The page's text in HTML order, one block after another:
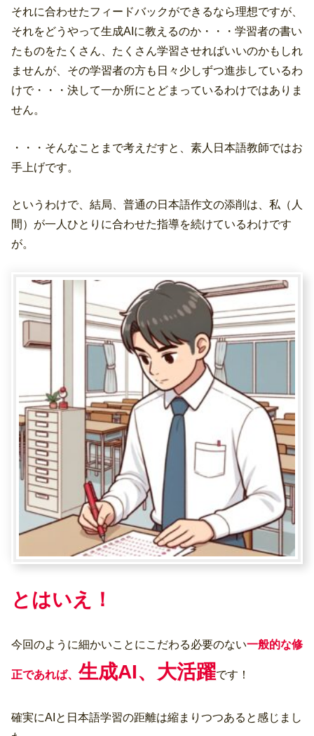
それに合わせたフィードバックができるなら理想ですが、
それをどうやって生成AIに教えるのか・・・学習者の書い
たものをたくさん、たくさん学習させればいいのかもしれ
ませんが、その学習者の方も日々少しずつ進歩しているわ
けで・・・決して一か所にとどまっているわけではありま
せん。
・・・そんなことまで考えだすと、素人日本語教師ではお
手上げです。
というわけで、結局、普通の日本語作文の添削は、私（人
間）が一人ひとりに合わせた指導を続けているわけです
が。
とはいえ！
今回のように細かいことにこだわる必要のない一般的な修
正であれば、生成AI、大活躍です！
確実にAIと日本語学習の距離は縮まりつつあると感じまし